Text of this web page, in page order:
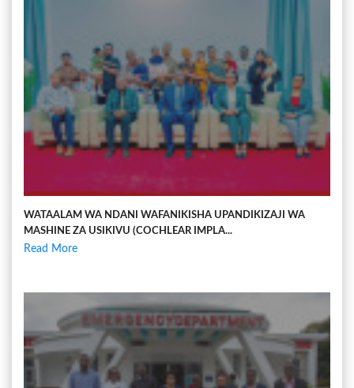
WATAALAM WA NDANI WAFANIKISHA UPANDIKIZAJI WA
MASHINE ZA USIKIVU (COCHLEAR IMPLA...
Read More